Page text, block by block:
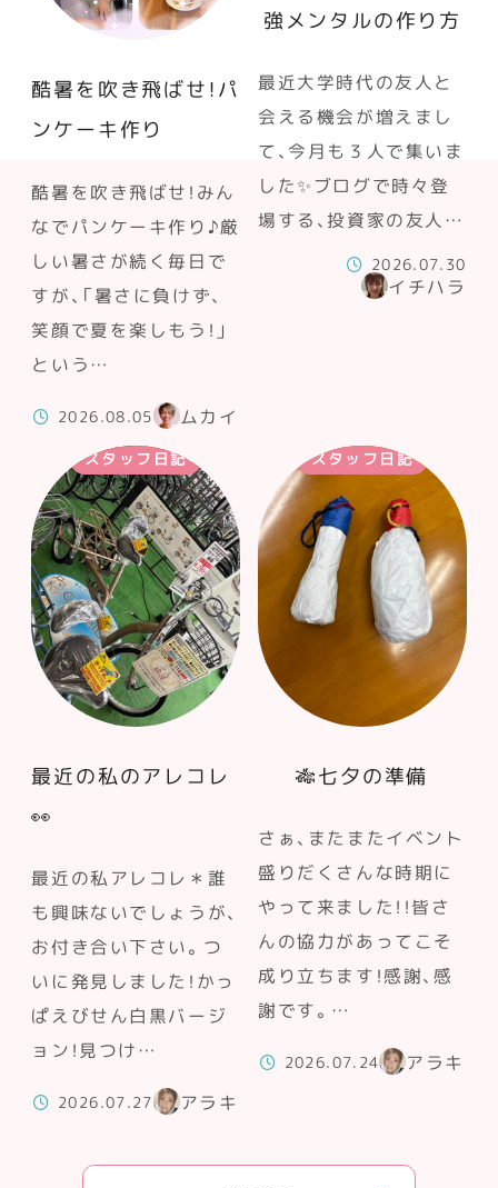
酷暑を吹き飛ばせ！パ
ンケーキ作り
酷暑を吹き飛ばせ！みん
なでパンケーキ作り♪厳
しい暑さが続く毎日で
すが、「暑さに負けず、
笑顔で夏を楽しもう！」
という…
2026.08.05 ムカイ
強メンタルの作り方
最近大学時代の友人と
会える機会が増えまし
て、今月も３人で集いま
した✨ブログで時々登
場する、投資家の友人…
2026.07.30
イチハラ
スタッフ日記
最近の私のアレコレ
👀
最近の私アレコレ＊誰
も興味ないでしょうが、
お付き合い下さい。つ
いに発見しました！かっ
ぱえびせん白黒バージ
ョン！見つけ…
2026.07.27 アラキ
スタッフ日記
🎋七夕の準備
さぁ、またまたイベント
盛りだくさんな時期に
やって来ました！！皆さ
んの協力があってこそ
成り立ちます！感謝、感
謝です。…
2026.07.24 アラキ